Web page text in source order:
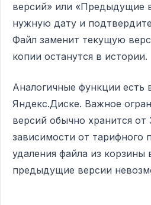
версий» или «Предыдущие
нужную дату и
Файл заменит текущую
копии останутся в истории.
Аналогичные функции есть
Яндекс.Диске. Важное
версий обычно хранится от
зависимости от тарифного
удаления файла из корзины
предыдущие версии